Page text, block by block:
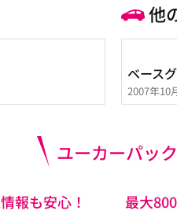
他
ベース
2007年10
ユーカーパッ
報も安心！ 最大